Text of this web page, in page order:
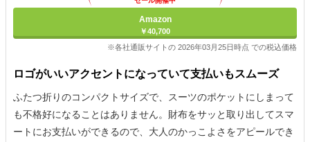
Amazon
￥40,700
※各社通販サイトの 2026年03月25日時点 での税込価格
ロゴがいいアクセントになっていて支払いもスムーズ
ふたつ折りのコンパクトサイズで、スーツのポケットにしまって
も不格好になることはありません。財布をサッと取り出してスマ
ートにお支払いができるので、大人のかっこよさをアピールでき